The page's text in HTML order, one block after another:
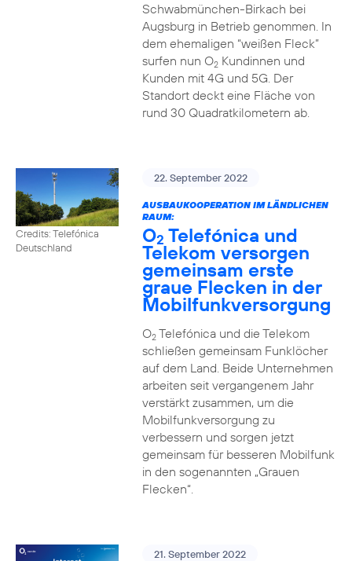
Schwabmünchen-Birkach bei
Augsburg in Betrieb genommen. In
dem ehemaligen “weißen Fleck”
surfen nun O2Kundinnen und
Kunden mit 4G und 5G. Der
Standort deckt eine Fläche von
rund 30 Quadratkilometern ab.
Credits: Telefónica
Deutschland
22. September 2022
AUSBAUKOOPERATION IM LÄNDLICHEN
RAUM:
O2 Telefónica und
Telekom versorgen
gemeinsam erste
graue Flecken in der
Mobilfunkversorgung
O2Telefónica und die Telekom
schließen gemeinsam Funklöcher
auf dem Land. Beide Unternehmen
arbeiten seit vergangenem Jahr
verstärkt zusammen, um die
Mobilfunkversorgung zu
verbessern und sorgen jetzt
gemeinsam für besseren Mobilfunk
in den sogenannten „Grauen
Flecken“.
21. September 2022